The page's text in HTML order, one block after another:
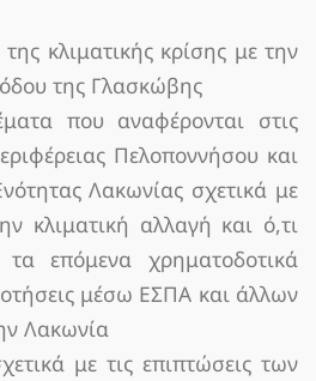
κλιματικής κρίσης με την
της Γλασκώβης
που αναφέρονται στις
Πελοποννήσου και
Λακωνίας σχετικά με
κλιματική αλλαγή και ό,τι
επόμενα χρηματοδοτικά
μέσω ΕΣΠΑ και άλλων
Λακωνία
με τις επιπτώσεις των